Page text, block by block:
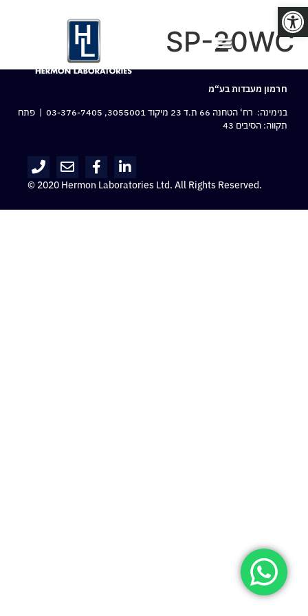
פתח סרגל נגישות
SP-20WC
חרמון מעבדות בע“מ
בנימינה: רח‘ הטחנה 66 ת.ד 23 מיקוד 3055001,
03-376-7405 | פתח
תקווה: הסיבים 43
© 2020 Hermon Laboratories Ltd. All Rights Reserved.